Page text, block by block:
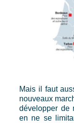
Mais il faut
nouveaux
développer de
en ne se